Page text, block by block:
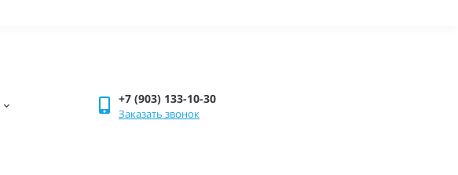
+7 (903) 133-10-30
Заказать звонок